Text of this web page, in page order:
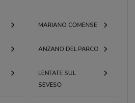
MARIANO COMENSE
ANZANO DEL PARCO
LENTATE SUL
SEVESO